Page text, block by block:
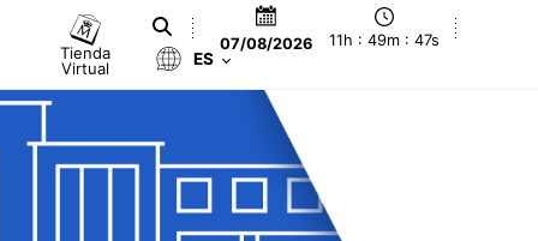
Tienda
Virtual
07/08/2026 11h : 49m : 47s
ES